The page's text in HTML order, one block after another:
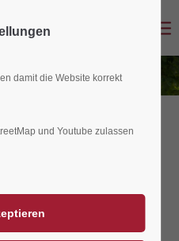
Iberico
damit die Website korrekt
und Youtube zulassen